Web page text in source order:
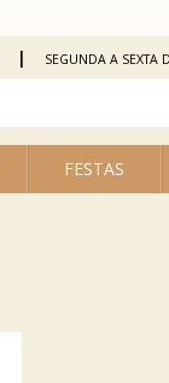
FESTAS
SEGUNDA A SEXTA